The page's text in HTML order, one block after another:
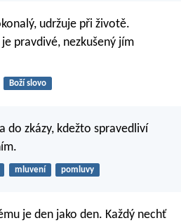
udržuje při životě.
pravdivé, nezkušený jím
Boží slovo
do zkázy, kdežto spravedliví
mluvení pomluvy
je den jako den. Každý nechť